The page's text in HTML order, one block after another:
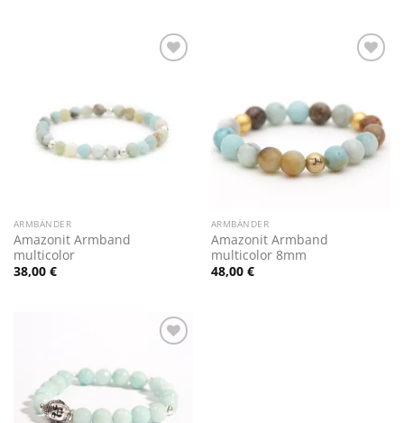
ARMBÄNDER
Amazonit Armband
multicolor
38,00 €
hinzufügen
ARMBÄNDER
Amazonit Armband
multicolor 8mm
48,00 €
Wunschliste
hinzufügen